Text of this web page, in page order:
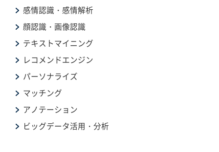
感情認識・感情解析
顔認識・画像認識
テキストマイニング
レコメンドエンジン
パーソナライズ
マッチング
アノテーション
ビッグデータ活用・分析